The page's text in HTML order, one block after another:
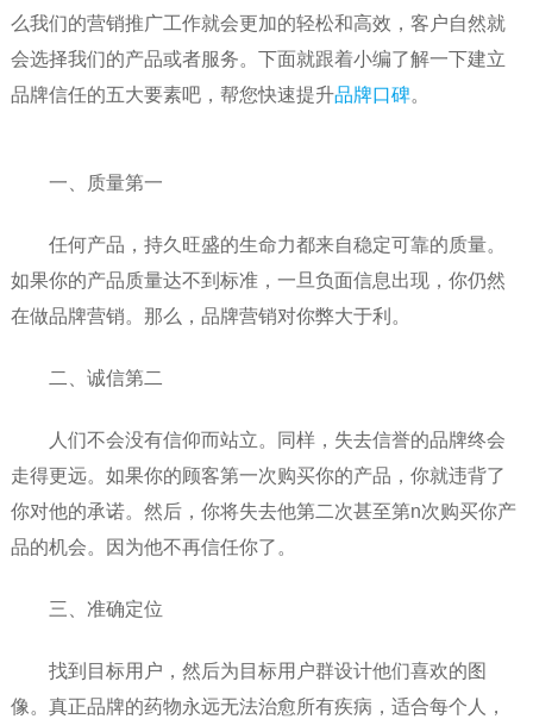
么我们的营销推广工作就会更加的轻松和高效，客户自然就
会选择我们的产品或者服务。下面就跟着小编了解一下建立
品牌信任的五大要素吧，帮您快速提升品牌口碑。
一、质量第一
任何产品，持久旺盛的生命力都来自稳定可靠的质量。
如果你的产品质量达不到标准，一旦负面信息出现，你仍然
在做品牌营销。那么，品牌营销对你弊大于利。
二、诚信第二
人们不会没有信仰而站立。同样，失去信誉的品牌终会
走得更远。如果你的顾客第一次购买你的产品，你就违背了
你对他的承诺。然后，你将失去他第二次甚至第n次购买你产
品的机会。因为他不再信任你了。
三、准确定位
找到目标用户，然后为目标用户群设计他们喜欢的图
像。真正品牌的药物永远无法治愈所有疾病，适合每个人，